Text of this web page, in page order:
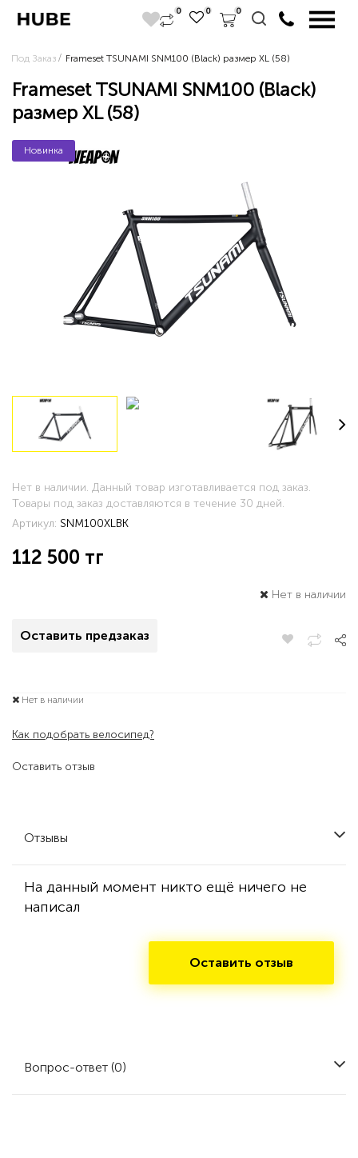
0 0 0
Под Заказ Frameset TSUNAMI SNM100 (Black) размер XL (58)
Frameset TSUNAMI SNM100 (Black)
размер XL (58)
Новинка
Оставить отзыв
Нет в наличии. Данный товар изготавливается под заказ.
Товары под заказ доставляются в течение 30 дней.
Артикул: SNM100XLBK
112 500 тг
Нет в наличии
Оставить предзаказ
Нет в наличии
Как подобрать велосипед?
Отзывы
На данный момент никто ещё ничего не
написал
Оставить отзыв
Вопрос-ответ (0)